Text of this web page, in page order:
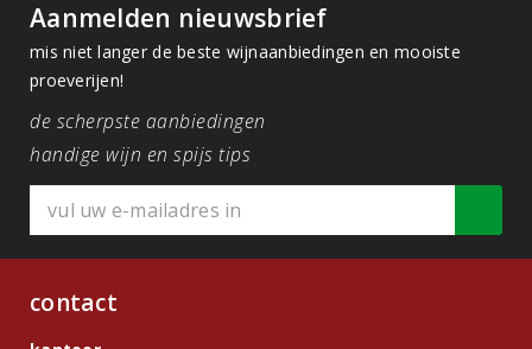
Aanmelden nieuwsbrief
mis niet langer de beste wijnaanbiedingen en mooiste
proeverijen!
de scherpste aanbiedingen
handige wijn en spijs tips
contact